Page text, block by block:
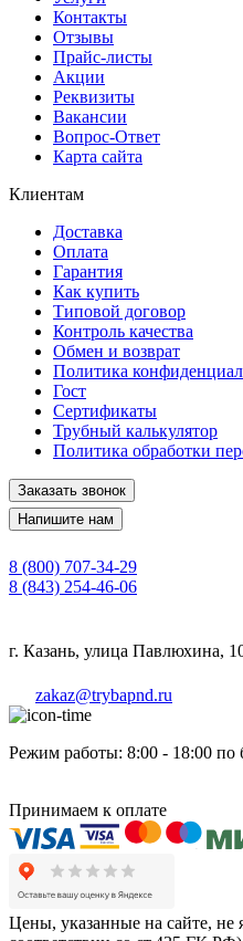
Контакты
Отзывы
Прайс-листы
Акции
Реквизиты
Вакансии
Вопрос-Ответ
Карта сайта
Клиентам
Доставка
Оплата
Гарантия
Как купить
Типовой договор
Контроль качества
Обмен и возврат
Политика
Гост
Сертификаты
Трубный калькулятор
Политика обработки
Заказать звонок
Напишите нам
8 (800) 707-34-29
8 (843) 254-46-06
г. Казань, улица Павлюхина,
zakaz@trybapnd.ru
Режим работы: 8:00 - 18:00 по
Принимаем к оплате
Цены, указанные на сайте, не